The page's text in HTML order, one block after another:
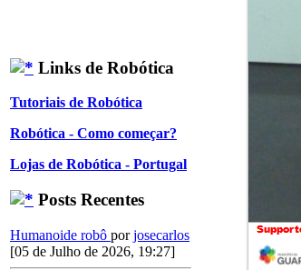
Links de Robótica
Tutoriais de Robótica
Robótica - Como começar?
Lojas de Robótica - Portugal
Posts Recentes
Humanoide robô porjosecarlos
[05 de Julho de 2026, 19:27]